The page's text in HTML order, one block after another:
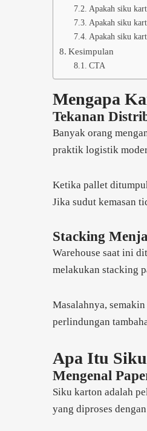
Apakah siku
Apakah siku
Apakah siku
Kesimpulan
CTA
Mengapa
Tekanan
Banyak orang
praktik logistik
Ketika pallet
Jika sudut kemasan
Stacking
Warehouse saat ini
melakukan stacking
Masalahnya,
perlindungan
Apa Itu
Mengenal
Siku karton adalah
yang diproses